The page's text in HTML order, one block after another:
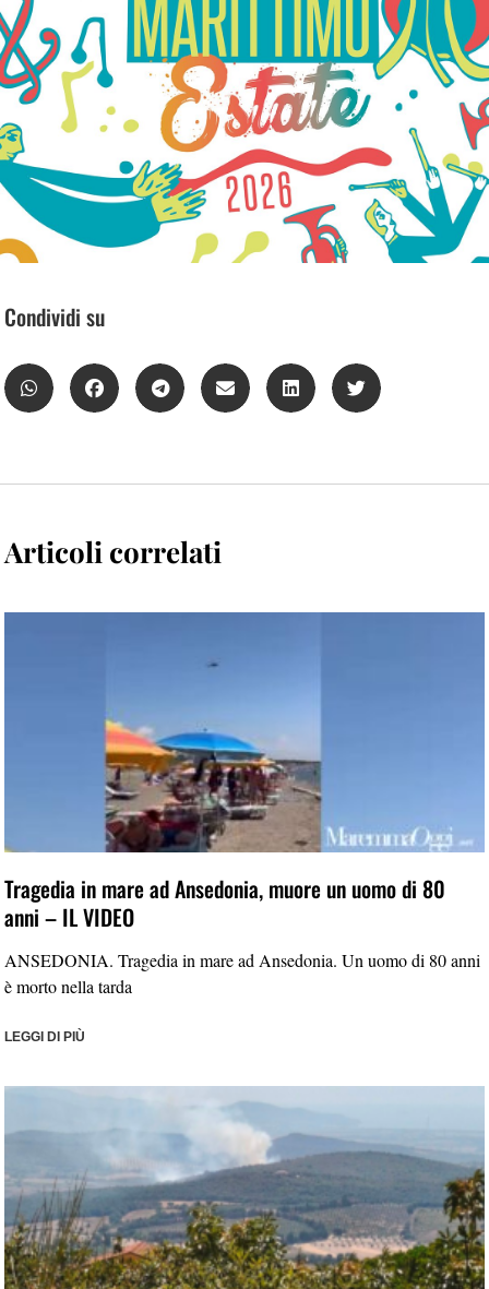
Condividi su
Articoli correlati
Tragedia in mare ad Ansedonia, muore un uomo di 80
anni – IL VIDEO
ANSEDONIA. Tragedia in mare ad Ansedonia. Un uomo di 80 anni
è morto nella tarda
LEGGI DI PIÙ